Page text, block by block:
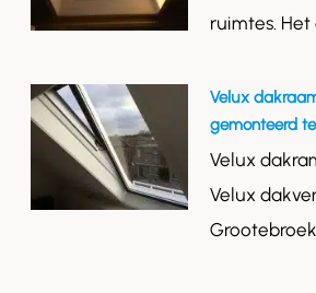
ruimtes.
Velux
gemonteerd
Velux
Velux